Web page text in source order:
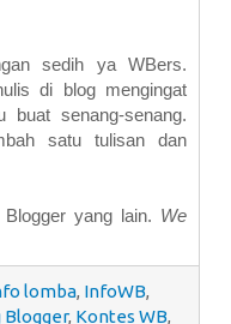
sedih ya WBers.
di blog mengingat
buat senang-senang.
satu tulisan dan
yang lain. We
lomba, InfoWB,
Blogger, Kontes WB,